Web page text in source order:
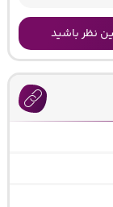
نظر باشید